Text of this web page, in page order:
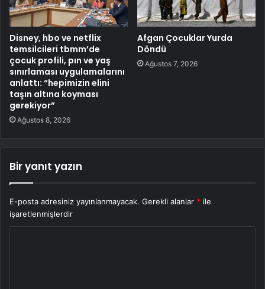
Disney, hbo ve netflix
temsilcileri tbmm’de
çocuk profili, pın ve yaş
sınırlaması uygulamalarını
anlattı: “hepimizin elini
taşın altına koyması
gerekiyor”
Ağustos 8, 2026
Afgan Çocuklar Yurda
Döndü
Ağustos 7, 2026
Bir yanıt yazın
E-posta adresiniz yayınlanmayacak. Gerekli alanlar * ile
işaretlenmişlerdir